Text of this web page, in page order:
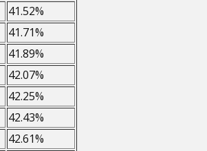
41.52%
41.71%
41.89%
42.07%
42.25%
42.43%
42.61%